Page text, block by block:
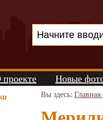
Новые
Вы здесь: Главная